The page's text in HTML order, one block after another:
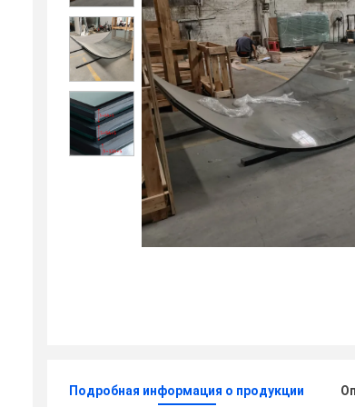
Подробная информация о продукции